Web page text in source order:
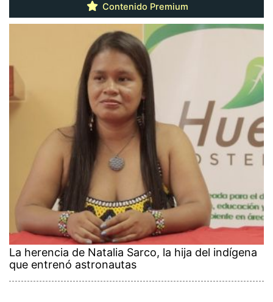
Contenido Premium
La herencia de Natalia Sarco, la hija del indígena
que entrenó astronautas